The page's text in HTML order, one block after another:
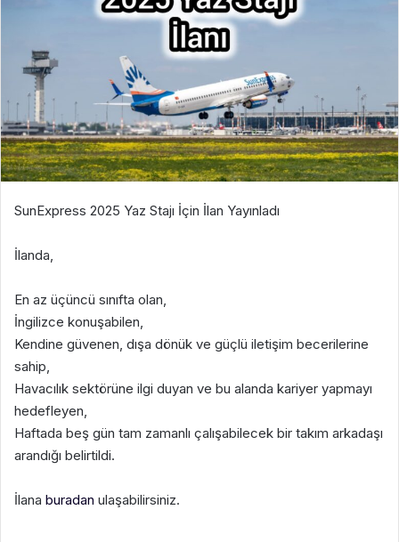
SunExpress 2025 Yaz Stajı İçin İlan Yayınladı
İlanda,
En az üçüncü sınıfta olan,
İngilizce konuşabilen,
Kendine güvenen, dışa dönük ve güçlü iletişim becerilerine
sahip,
Havacılık sektörüne ilgi duyan ve bu alanda kariyer yapmayı
hedefleyen,
Haftada beş gün tam zamanlı çalışabilecek bir takım arkadaşı
arandığı belirtildi.
İlana buradan ulaşabilirsiniz.